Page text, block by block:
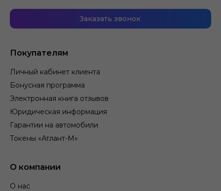
Покупателям
Личный кабинет клиента
Бонусная программа
Электронная книга отзывов
Юридическая информация
Гарантии на автомобили
Токены «Атлант-М»
О компании
О нас
Заказать звонок